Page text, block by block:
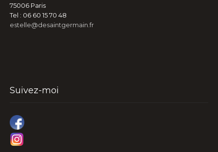
75006 Paris
Tel : 06 60 15 70 48
estelle@desaintgermain.fr
Suivez-moi